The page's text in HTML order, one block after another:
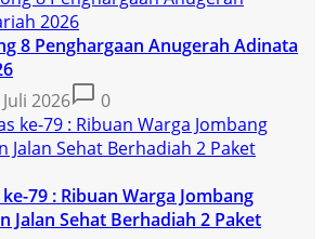
8 Penghargaan Anugerah Adinata
Juli 2026 0
79 : Ribuan Warga Jombang
Jalan Sehat Berhadiah 2 Paket